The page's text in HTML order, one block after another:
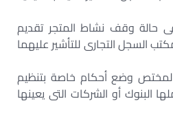
فى حالة وقف نشاط المتجر تقديم
السجل التجارى للتأشير عليهما
المختص وضع أحكام خاصة بتنظيم
البنوك أو الشركات التى يعينها